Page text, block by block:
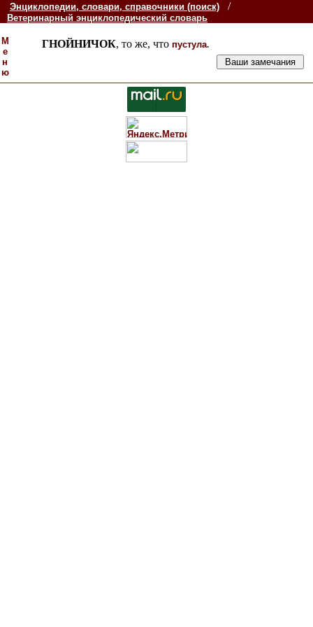
Энциклопедии, словари, справочники (поиск) /
Ветеринарный энциклопедический словарь
М
е
н
ю
ГНОЙНИЧОК, то же, чтопустула.